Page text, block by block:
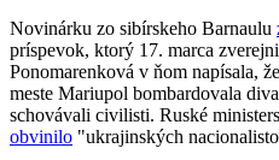
Novinárku zo sibírskeho Barnaulu
príspevok, ktorý 17. marca
Ponomarenková v ňom napísala,
meste Mariupol bombardovala
schovávali civilisti. Ruské
obvinilo "ukrajinských